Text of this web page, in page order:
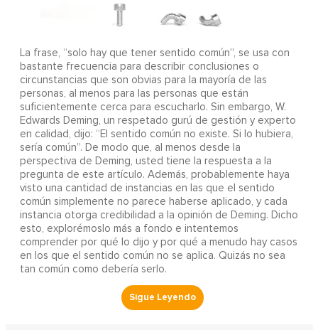
La frase, “solo hay que tener sentido común”, se usa con
bastante frecuencia para describir conclusiones o
circunstancias que son obvias para la mayoría de las
personas, al menos para las personas que están
suficientemente cerca para escucharlo. Sin embargo, W.
Edwards Deming, un respetado gurú de gestión y experto
en calidad, dijo: “El sentido común no existe. Si lo hubiera,
sería común”. De modo que, al menos desde la
perspectiva de Deming, usted tiene la respuesta a la
pregunta de este artículo. Además, probablemente haya
visto una cantidad de instancias en las que el sentido
común simplemente no parece haberse aplicado, y cada
instancia otorga credibilidad a la opinión de Deming. Dicho
esto, explorémoslo más a fondo e intentemos
comprender por qué lo dijo y por qué a menudo hay casos
en los que el sentido común no se aplica. Quizás no sea
tan común como debería serlo.